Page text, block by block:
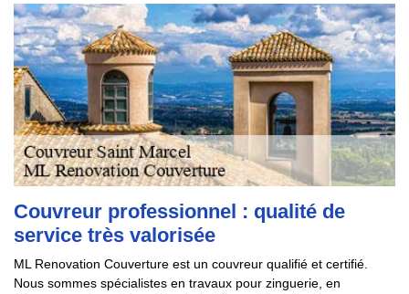
Couvreur professionnel : qualité de
service très valorisée
ML Renovation Couverture est un couvreur qualifié et certifié.
Nous sommes spécialistes en travaux pour zinguerie, en